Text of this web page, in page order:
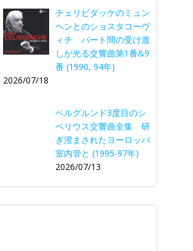
チェリビダッケのミュン
ヘンとのショスタコーヴ
ィチ パート間の受け渡
しが光る交響曲第1番&9
番 (1990, 94年)
2026/07/18
ベルグルンド3度目のシ
ベリウス交響曲全集 研
ぎ澄まされたヨーロッパ
室内管と (1995-97年)
2026/07/13